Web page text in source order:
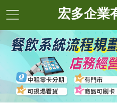
宏多企業